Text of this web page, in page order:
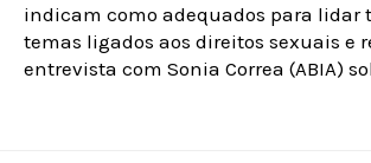
indicam como adequados para lidar
temas ligados aos direitos sexuais e
entrevista com Sonia Correa (ABIA)